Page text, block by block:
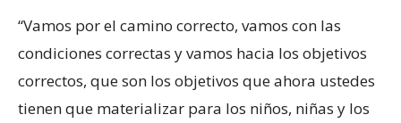
“Vamos por el camino correcto, vamos con las
condiciones correctas y vamos hacia los objetivos
correctos, que son los objetivos que ahora ustedes
tienen que materializar para los niños, niñas y los